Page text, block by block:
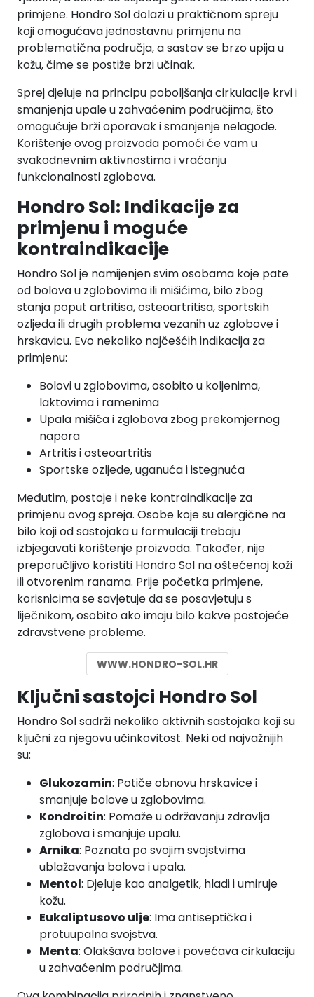
primjene. Hondro Sol dolazi u praktičnom spreju
koji omogućava jednostavnu primjenu na
problematična područja, a sastav se brzo upija u
kožu, čime se postiže brzi učinak.
Sprej djeluje na principu poboljšanja cirkulacije krvi i
smanjenja upale u zahvaćenim područjima, što
omogućuje brži oporavak i smanjenje nelagode.
Korištenje ovog proizvoda pomoći će vam u
svakodnevnim aktivnostima i vraćanju
funkcionalnosti zglobova.
Hondro Sol: Indikacije za
primjenu i moguće
kontraindikacije
Hondro Sol je namijenjen svim osobama koje pate
od bolova u zglobovima ili mišićima, bilo zbog
stanja poput artritisa, osteoartritisa, sportskih
ozljeda ili drugih problema vezanih uz zglobove i
hrskavicu. Evo nekoliko najčešćih indikacija za
primjenu:
Bolovi u zglobovima, osobito u koljenima,
laktovima i ramenima
Upala mišića i zglobova zbog prekomjernog
napora
Artritis i osteoartritis
Sportske ozljede, uganuća i istegnuća
Međutim, postoje i neke kontraindikacije za
primjenu ovog spreja. Osobe koje su alergične na
bilo koji od sastojaka u formulaciji trebaju
izbjegavati korištenje proizvoda. Također, nije
preporučljivo koristiti Hondro Sol na oštećenoj koži
ili otvorenim ranama. Prije početka primjene,
korisnicima se savjetuje da se posavjetuju s
liječnikom, osobito ako imaju bilo kakve postojeće
zdravstvene probleme.
WWW.HONDRO-SOL.HR
Ključni sastojci Hondro Sol
Hondro Sol sadrži nekoliko aktivnih sastojaka koji su
ključni za njegovu učinkovitost. Neki od najvažnijih
su:
Glukozamin: Potiče obnovu hrskavice i
smanjuje bolove u zglobovima.
Kondroitin: Pomaže u održavanju zdravlja
zglobova i smanjuje upalu.
Arnika: Poznata po svojim svojstvima
ublažavanja bolova i upala.
Mentol: Djeluje kao analgetik, hladi i umiruje
kožu.
Eukaliptusovo ulje: Ima antiseptička i
protuupalna svojstva.
Menta: Olakšava bolove i povećava cirkulaciju
u zahvaćenim područjima.